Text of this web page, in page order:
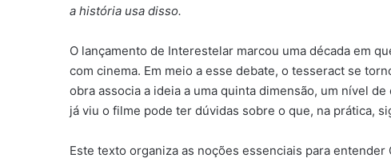
a história usa disso.
O lançamento de Interestelar marcou uma década em
com cinema. Em meio a esse debate, o tesseract se
obra associa a ideia a uma quinta dimensão, um nível
já viu o filme pode ter dúvidas sobre o que, na prática,
Este texto organiza as noções essenciais para